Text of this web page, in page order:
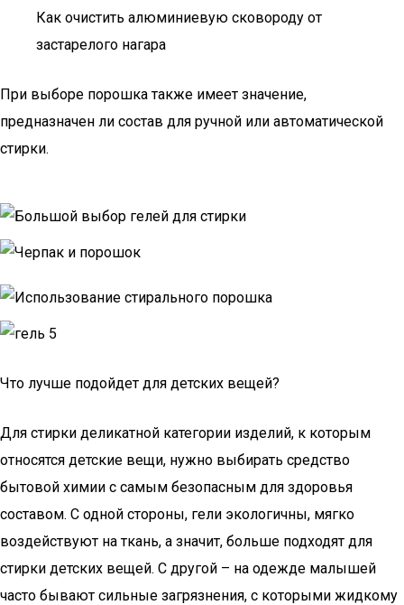
Как очистить алюминиевую сковороду от
застарелого нагара
При выборе порошка также имеет значение,
предназначен ли состав для ручной или автоматической
стирки.
Что лучше подойдет для детских вещей?
Для стирки деликатной категории изделий, к которым
относятся детские вещи, нужно выбирать средство
бытовой химии с самым безопасным для здоровья
составом. С одной стороны, гели экологичны, мягко
воздействуют на ткань, а значит, больше подходят для
стирки детских вещей. С другой – на одежде малышей
часто бывают сильные загрязнения, с которыми жидкому